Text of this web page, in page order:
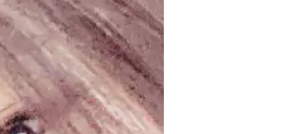
選